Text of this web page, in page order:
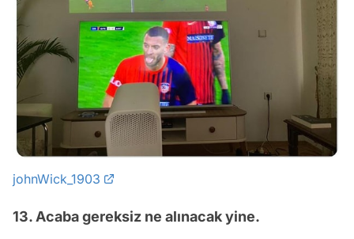
johnWick_1903
13. Acaba gereksiz ne alınacak yine.